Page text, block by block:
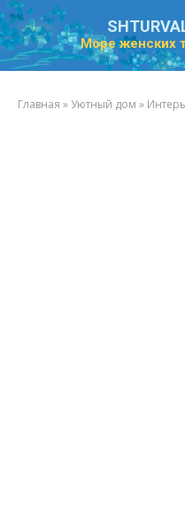
Перейти
к
контенту
Море женских
Главная » Уютный дом »